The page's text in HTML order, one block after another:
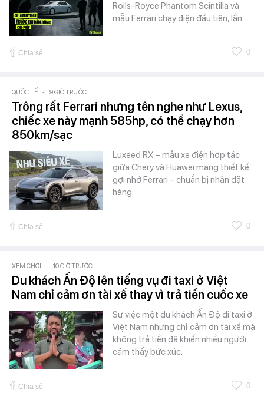
Rolls-Royce Phantom Scintilla và
mẫu Ferrari chạy điện đầu tiên, lần…
Chia sẻ 0
QUỐC TẾ - 9 GIỜ TRƯỚC
Trông rất Ferrari nhưng tên nghe như Lexus,
chiếc xe này mạnh 585hp, có thể chạy hơn
850km/sạc
Luxeed RX – mẫu xe điện hợp tác
giữa Chery và Huawei mang thiết kế
gợi nhớ Ferrari – chuẩn bị nhận đặt
hàng.
Chia sẻ 0
XEM CHƠI - 10 GIỜ TRƯỚC
Du khách Ấn Độ lên tiếng vụ đi taxi ở Việt
Nam chỉ cảm ơn tài xế thay vì trả tiền cuốc xe
Sự việc một du khách Ấn Độ đi taxi ở
Việt Nam nhưng chỉ cảm ơn tài xế mà
không trả tiền đã khiến nhiều người
cảm thấy bức xúc.
Chia sẻ 0